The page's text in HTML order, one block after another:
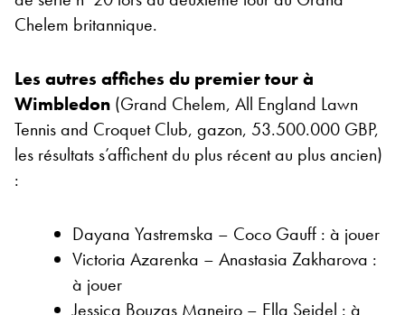
Chelem britannique.
Les autres affiches du premier tour à
Wimbledon (Grand Chelem, All England Lawn
Tennis and Croquet Club, gazon, 53.500.000 GBP,
les résultats s’affichent du plus récent au plus ancien)
:
Dayana Yastremska – Coco Gauff : à jouer
Victoria Azarenka – Anastasia Zakharova :
à jouer
Jessica Bouzas Maneiro – Ella Seidel : à